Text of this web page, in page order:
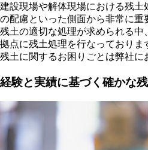
建設現場や解体現場における残
の配慮といった側面から非常に重
残土の適切な処理が求められる
拠点に残土処理を行なっておりま
残土に関するお困りごとは弊社に
経験と実績に基づく確かな